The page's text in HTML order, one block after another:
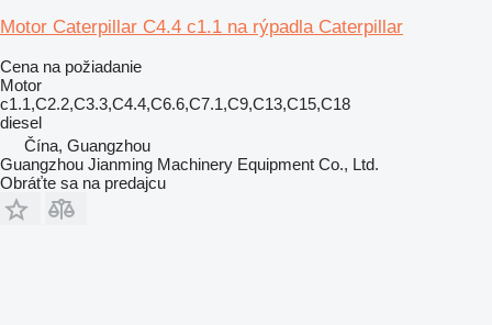
Motor Caterpillar C4.4 c1.1 na rýpadla Caterpillar
Cena na požiadanie
Motor
c1.1,C2.2,C3.3,C4.4,C6.6,C7.1,C9,C13,C15,C18
diesel
Čína, Guangzhou
Guangzhou Jianming Machinery Equipment Co., Ltd.
Obráťte sa na predajcu